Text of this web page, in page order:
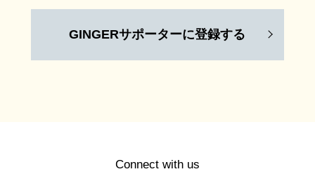
GINGERサポーターに登録する
Connect with us